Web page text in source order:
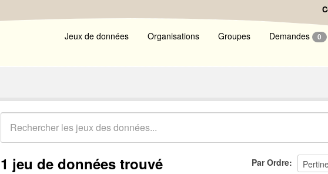
Jeux de données Organisations Groupes Demandes 0
Par Ordre
1 jeu de données trouvé